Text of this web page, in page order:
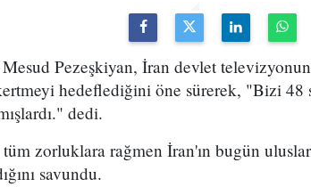
Mesud Pezeşkiyan, İran devlet
hedeflediğini öne sürerek, "Bizi 48
dedi.
zorluklara rağmen İran'ın bugün
savundu.